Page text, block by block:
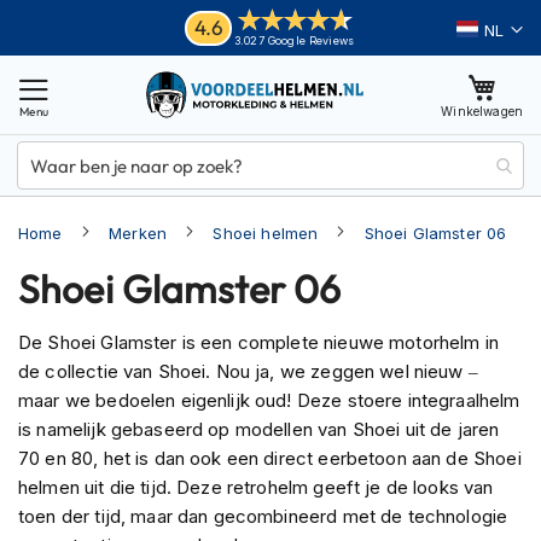
4.6
3.027 Google Reviews
Ga
naar
inhoud
Taal
Winkelwagen
M
o
t
o
h
l
e
n
A
d
v
e
n
t
u
r
Home Merken Shoei helmen Shoei Glamster 06
Shoei Glamster 06
De Shoei Glamster is een complete nieuwe motorhelm in
de collectie van Shoei. Nou ja, we zeggen wel nieuw –
maar we bedoelen eigenlijk oud! Deze stoere integraalhelm
is namelijk gebaseerd op modellen van Shoei uit de jaren
70 en 80, het is dan ook een direct eerbetoon aan de Shoei
helmen uit die tijd. Deze retrohelm geeft je de looks van
toen der tijd, maar dan gecombineerd met de technologie